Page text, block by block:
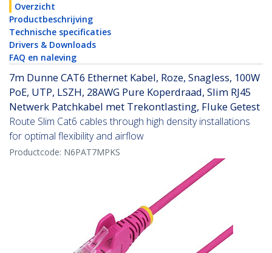
Overzicht
Productbeschrijving
Technische specificaties
Drivers & Downloads
FAQ en naleving
7m Dunne CAT6 Ethernet Kabel, Roze, Snagless, 100W
PoE, UTP, LSZH, 28AWG Pure Koperdraad, Slim RJ45
Netwerk Patchkabel met Trekontlasting, Fluke Getest
Route Slim Cat6 cables through high density installations
for optimal flexibility and airflow
Productcode: N6PAT7MPKS